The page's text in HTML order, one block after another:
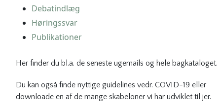
Debatindlæg
Høringssvar
Publikationer
Her finder du bl.a. de seneste ugemails og hele bagkataloget.
Du kan også finde nyttige guidelines vedr. COVID-19 eller
downloade en af de mange skabeloner vi har udviklet til jer.